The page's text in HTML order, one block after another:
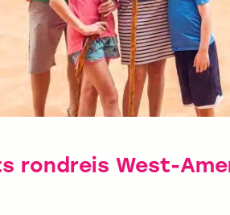
rondreis West-